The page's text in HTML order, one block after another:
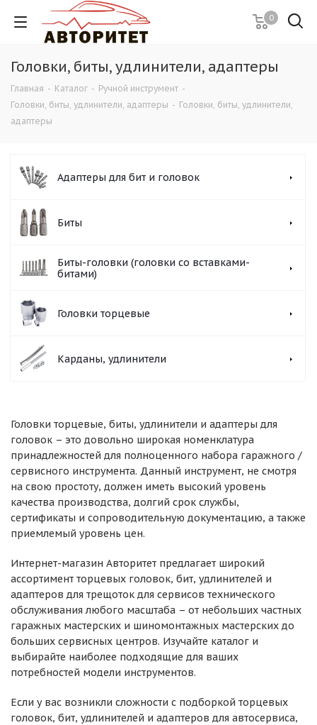
0
Головки, биты, удлинители, адаптеры
Главная - Каталог - Ручной инструмент -
Головки, биты, удлинители, адаптеры - Головки, биты, удлинители,
адаптеры
Адаптеры для бит и головок
Биты
Биты-головки (головки со вставками-
битами)
Головки торцевые
Карданы, удлинители
Головки торцевые, биты, удлинители и адаптеры для
головок – это довольно широкая номенклатура
принадлежностей для полноценного набора гаражного /
сервисного инструмента. Данный инструмент, не смотря
на свою простоту, должен иметь высокий уровень
качества производства, долгий срок службы,
сертификаты и сопроводительную документацию, а также
приемлемый уровень цен.
Интернет-магазин Авторитет предлагает широкий
ассортимент торцевых головок, бит, удлинителей и
адаптеров для трещоток для сервисов технического
обслуживания любого масштаба – от небольших частных
гаражных мастерских и шиномонтажных мастерских до
больших сервисных центров. Изучайте каталог и
выбирайте наиболее подходящие для ваших
потребностей модели инструментов.
Если у вас возникли сложности с подборкой торцевых
головок, бит, удлинителей и адаптеров для автосервиса,